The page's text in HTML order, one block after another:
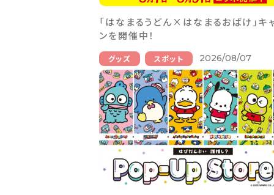
「はなまるうどん×はなまるおばけ」キ
ンを開催中！
グッズ スポット 2026/08/07